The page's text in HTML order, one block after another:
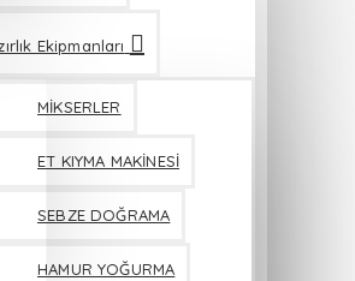
Ekipmanları
MİKSERLER
ET KIYMA MAKİNESİ
SEBZE DOĞRAMA
HAMUR YOĞURMA